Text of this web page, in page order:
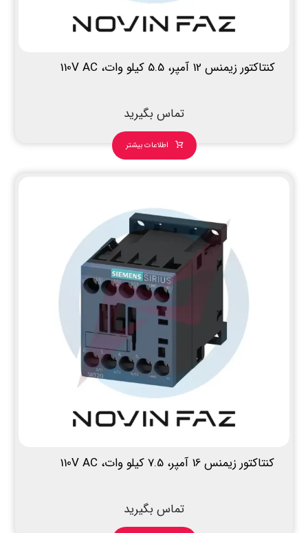
کنتاکتور زیمنس 12 آمپر، 5.5 کیلو وات، 110V AC
تماس بگیرید
اطلاعات بیشتر
کنتاکتور زیمنس 16 آمپر، 7.5 کیلو وات، 110V AC
تماس بگیرید